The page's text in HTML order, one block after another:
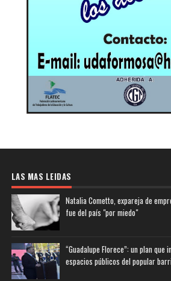
LAS MAS LEIDAS
Natalia Cometto, expareja de
fue del país "por miedo"
“Guadalupe Florece”: un plan
espacios públicos del popular